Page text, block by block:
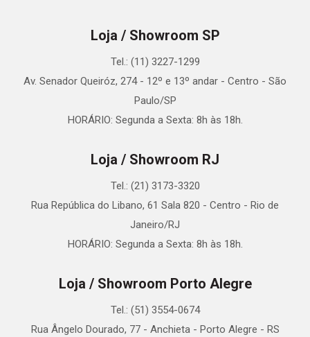
Loja / Showroom SP
Tel.: (11) 3227-1299
Av. Senador Queiróz, 274 - 12º e 13º andar - Centro - São
Paulo/SP
HORÁRIO: Segunda a Sexta: 8h às 18h.
Loja / Showroom RJ
Tel.: (21) 3173-3320
Rua República do Libano, 61 Sala 820 - Centro - Rio de
Janeiro/RJ
HORÁRIO: Segunda a Sexta: 8h às 18h.
Loja / Showroom Porto Alegre
Tel.: (51) 3554-0674
Rua Ângelo Dourado, 77 - Anchieta - Porto Alegre - RS